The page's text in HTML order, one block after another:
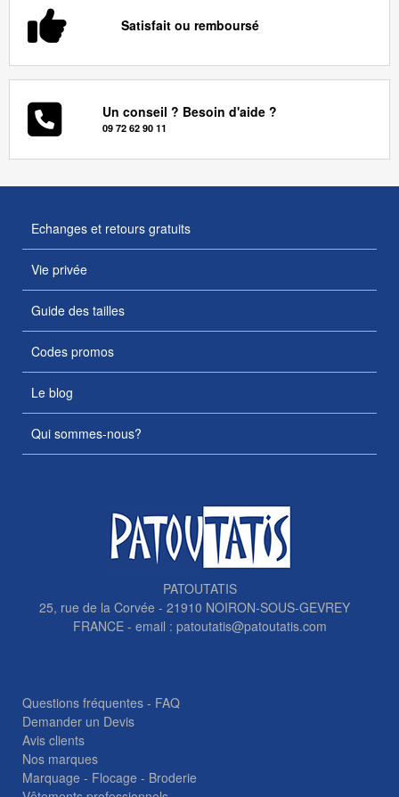
Satisfait ou remboursé
Un conseil ? Besoin d'aide ?
09 72 62 90 11
Echanges et retours gratuits
Vie privée
Guide des tailles
Codes promos
Le blog
Qui sommes-nous?
PATOUTATIS
25, rue de la Corvée - 21910 NOIRON-SOUS-GEVREY
FRANCE - email : patoutatis@patoutatis.com
Questions fréquentes - FAQ
Demander un Devis
Avis clients
Nos marques
Marquage - Flocage - Broderie